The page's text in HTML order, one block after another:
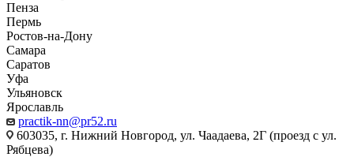
Пенза
Пермь
Ростов-на-Дону
Самара
Саратов
Уфа
Ульяновск
Ярославль
practik-nn@pr52.ru
603035, г. Нижний Новгород, ул. Чаадаева, 2Г (проезд с ул.
Рябцева)